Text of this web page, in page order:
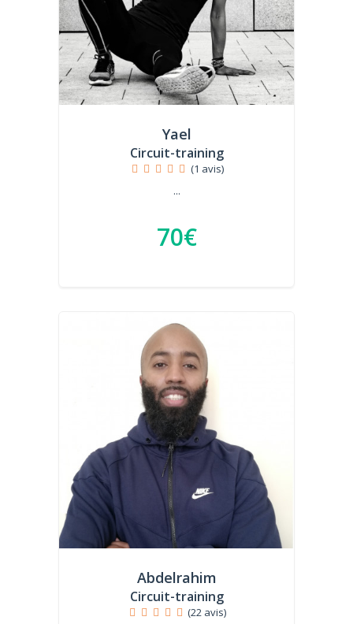
Yael
Circuit-training
(1 avis)
...
70€
Abdelrahim
Circuit-training
(22 avis)